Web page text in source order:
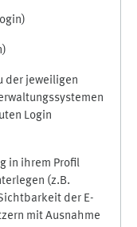
der jeweiligen
Login
in ihrem Profil
(z.B.
der E-
mit Ausnahme